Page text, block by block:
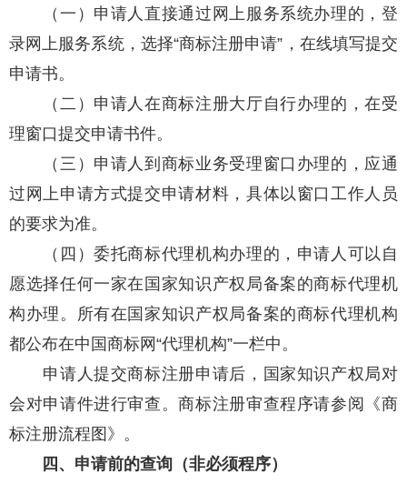
（一）申请人直接通过网上服务系统办理的，登
录网上服务系统，选择“商标注册申请”，在线填写提交
申请书。
（二）申请人在商标注册大厅自行办理的，在受
理窗口提交申请书件。
（三）申请人到商标业务受理窗口办理的，应通
过网上申请方式提交申请材料，具体以窗口工作人员
的要求为准。
（四）委托商标代理机构办理的，申请人可以自
愿选择任何一家在国家知识产权局备案的商标代理机
构办理。所有在国家知识产权局备案的商标代理机构
都公布在中国商标网“代理机构”一栏中。
申请人提交商标注册申请后，国家知识产权局对
会对申请件进行审查。商标注册审查程序请参阅《商
标注册流程图》。
四、申请前的查询（非必须程序）